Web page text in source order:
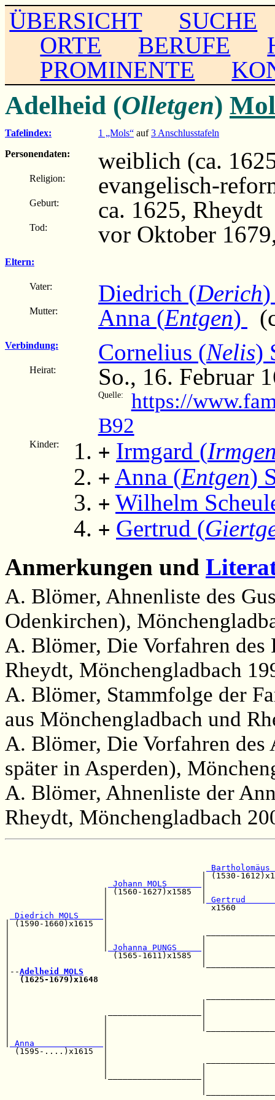
ÜBERSICHT
SUCHE
ORTE
BERUFE
PROMINENTE
Adelheid (Olletgen)
Tafelindex: 1 „Mols“ auf3 Anschlusstafeln
Personendaten:
weiblich (ca.
Religion: evangelisch-
Geburt: ca. 1625, Rheydt
Tod: vor Oktober
Eltern:
Vater: Diedrich (Derich
Mutter: Anna (Entgen)
Verbindung: Cornelius (Nelis)
Heirat: So., 16. Februar
Quelle:
https://
B92
Kinder: + Irmgard (
+ Anna (Entgen)
+ Wilhelm
+ Gertrud (
Anmerkungen und
A. Blömer, Ahnenliste des
Odenkirchen),
A. Blömer, Die Vorfahren
Rheydt, Mönchengladbach
A. Blömer, Stammfolge der
aus Mönchengladbach und
A. Blömer, Die Vorfahren
später in Asperden),
A. Blömer, Ahnenliste der
Rheydt, Mönchengladbach
| (1530-
Johann MOLS
| (1560-1627)x1585  |
|
Diedrich MOLS
| (1590-1660)x1615  |
|                   |
Johanna PUNGS
|                     (1565-1611)x1585  |
|--Adelheid MOLS
(1625-1679)x1648
|
|                   |                   |
|
Anna
(1595-....)x1615  |
|
|